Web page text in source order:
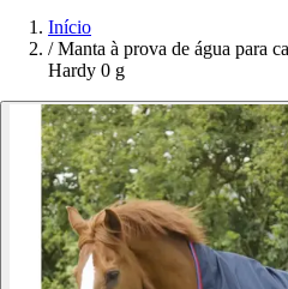
Início
/ Manta à prova de água para
Hardy 0 g